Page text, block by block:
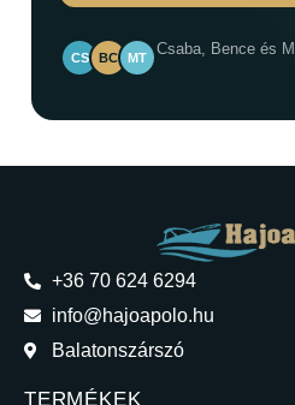
CS BC MT Csaba, Bence és
+36 70 624 6294
info@hajoapolo.hu
Balatonszárszó
TERMÉKEK